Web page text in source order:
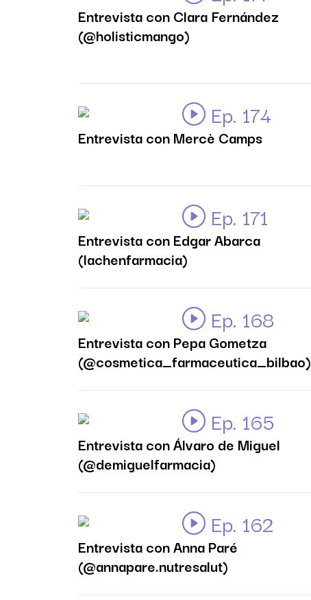
Entrevista con Clara Fernández
(@holisticmango)
Ep. 174
Entrevista con Mercè Camps
Ep. 171
Entrevista con Edgar Abarca
(lachenfarmacia)
Ep. 168
Entrevista con Pepa Gometza
(@cosmetica_farmaceutica_bilbao)
Ep. 165
Entrevista con Álvaro de Miguel
(@demiguelfarmacia)
Ep. 162
Entrevista con Anna Paré
(@annapare.nutresalut)